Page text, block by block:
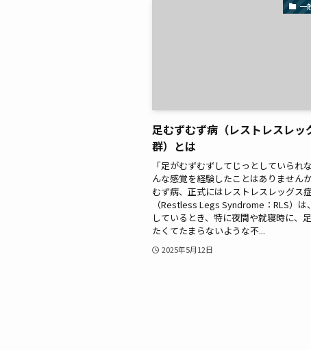
一
足むずむず病（レストレスレッ
群）とは
「足がむずむずしてじっとしていられ
んな感覚を経験したことはありません
むず病、正式にはレストレスレッグス
（Restless Legs Syndrome：RLS）は
しているとき、特に夜間や就寝時に、
たくてたまらないような不...
2025年5月12日